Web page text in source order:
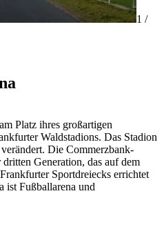
1 /
Platz ihres großartigen
Waldstadions. Das Stadion
Die Commerzbank-
Generation, das auf dem
Sportdreiecks errichtet
ist Fußballarena und